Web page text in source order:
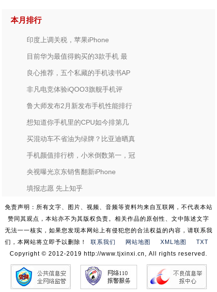
本月排行
印度上调关税，苹果iPhone
目前华为最值得购买的3款手机 最
良心推荐，五个私藏的手机读书AP
非凡电竞体验iQOO3旗舰手机评
鲁大师发布2月新发布手机性能排行
想知道你手机里的CPU如今排第几
买混动车不省油为绿牌？比亚迪晒真
手机颜值排行榜，小米倒数第一，冠
央视曝光京东销售翻新iPhone
填报志愿 先上知乎
免责声明：所有文字、图片、视频、音频等资料均来自互联网，不代表本站
赞同其观点，本站亦不为其版权负责。相关作品的原创性、文中陈述文字
无法一一核实，如果您发现本网站上有侵犯您的合法权益的内容，请联系我
们，本网站将立即予以删除！
联系我们 网站地图 XML地图
TXT
Copyright © 2012-2019 http://www.tjxinxi.cn, All rights reserved.